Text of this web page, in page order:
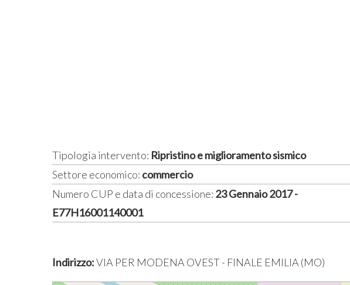
Tipologia intervento: Ripristino e miglioramento sismico
Settore economico: commercio
Numero CUP e data di concessione: 23 Gennaio 2017 -
E77H16001140001
Indirizzo:VIA PER MODENA OVEST - FINALE EMILIA (MO)